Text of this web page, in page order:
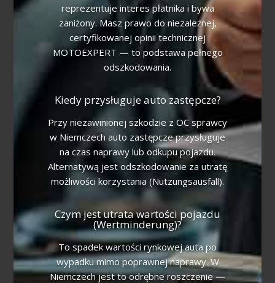
reprezentuje interes płatnika i bywa
zaniżony. Masz prawo do niezależnej,
certyfikowanej opinii technicznej
MOTOEXPERT — to podstawa pełnego
odszkodowania.
Kiedy przysługuje auto zastępcze?
Przy niezawinionej szkodzie z OC sprawcy
w Niemczech auto zastępcze przysługuje
na czas naprawy lub odkupu pojazdu.
Alternatywą jest odszkodowanie za utratę
możliwości korzystania (Nutzungsausfall).
Czym jest utrata wartości pojazdu
(Wertminderung)?
To spadek wartości rynkowej auta po
wypadku mimo poprawnej naprawy. W
Niemczech jest to odrębne roszczenie —